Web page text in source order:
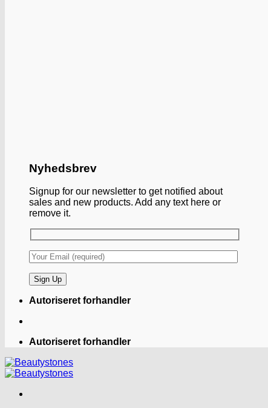
Nyhedsbrev
Signup for our newsletter to get notified about
sales and new products. Add any text here or
remove it.
Autoriseret forhandler
Autoriseret forhandler